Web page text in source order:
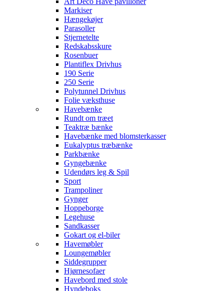
Markiser
Hængekøjer
Parasoller
Stjernetelte
Redskabsskure
Rosenbuer
Plantiflex Drivhus
190 Serie
250 Serie
Polytunnel Drivhus
Folie væksthuse
Havebænke
Rundt om træet
Teaktræ bænke
Havebænke med blomsterkasser
Eukalyptus træbænke
Parkbænke
Gyngebænke
Udendørs leg & Spil
Sport
Trampoliner
Gynger
Hoppeborge
Legehuse
Sandkasser
Gokart og el-biler
Havemøbler
Loungemøbler
Siddegrupper
Hjørnesofaer
Havebord med stole
Hyndeboks